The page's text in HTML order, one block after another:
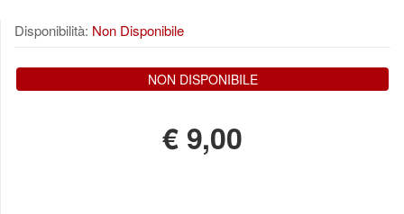
Disponibilità: Non Disponibile
NON DISPONIBILE
€ 9,00